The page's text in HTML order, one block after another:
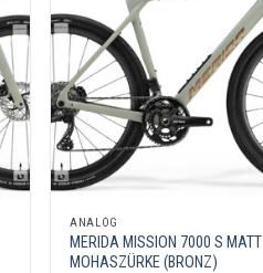
ANALÓG
MERIDA MISSION 7000 S MATT
MOHASZÜRKE (BRONZ)